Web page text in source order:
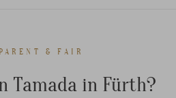
& FAIR
Tamada in Fürth?